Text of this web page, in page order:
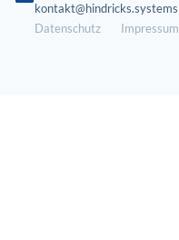
kontakt@hindricks.systems
Datenschutz
Impressum